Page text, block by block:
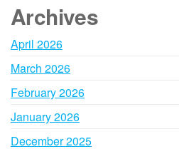
Archives
April 2026
March 2026
February 2026
January 2026
December 2025